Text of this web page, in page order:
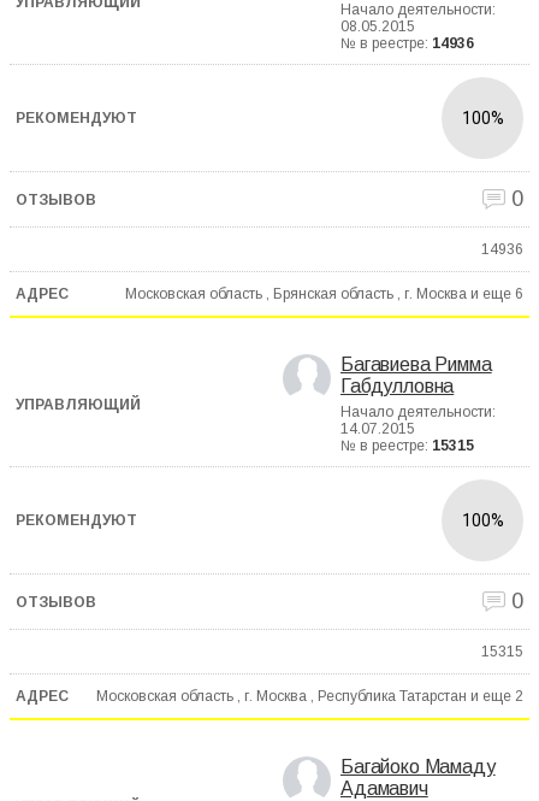
Начало деятельности:
08.05.2015
№ в реестре: 14936
100%
0
14936
Московская область , Брянская область , г. Москва и еще 6
Багавиева Римма
Габдулловна
Начало деятельности:
14.07.2015
№ в реестре: 15315
100%
0
15315
Московская область , г. Москва , Республика Татарстан и еще 2
Багайоко Мамаду
Адамавич